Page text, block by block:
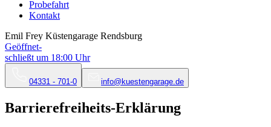
Probefahrt
Kontakt
Emil Frey Küstengarage Rendsburg
Geöffnet-
schließt um 18:00 Uhr
04331 - 701-0 info@kuestengarage.de
Barrierefreiheits-Erklärung